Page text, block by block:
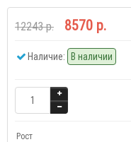
12243 р. 8570 р.
Наличие: В наличии
Рост